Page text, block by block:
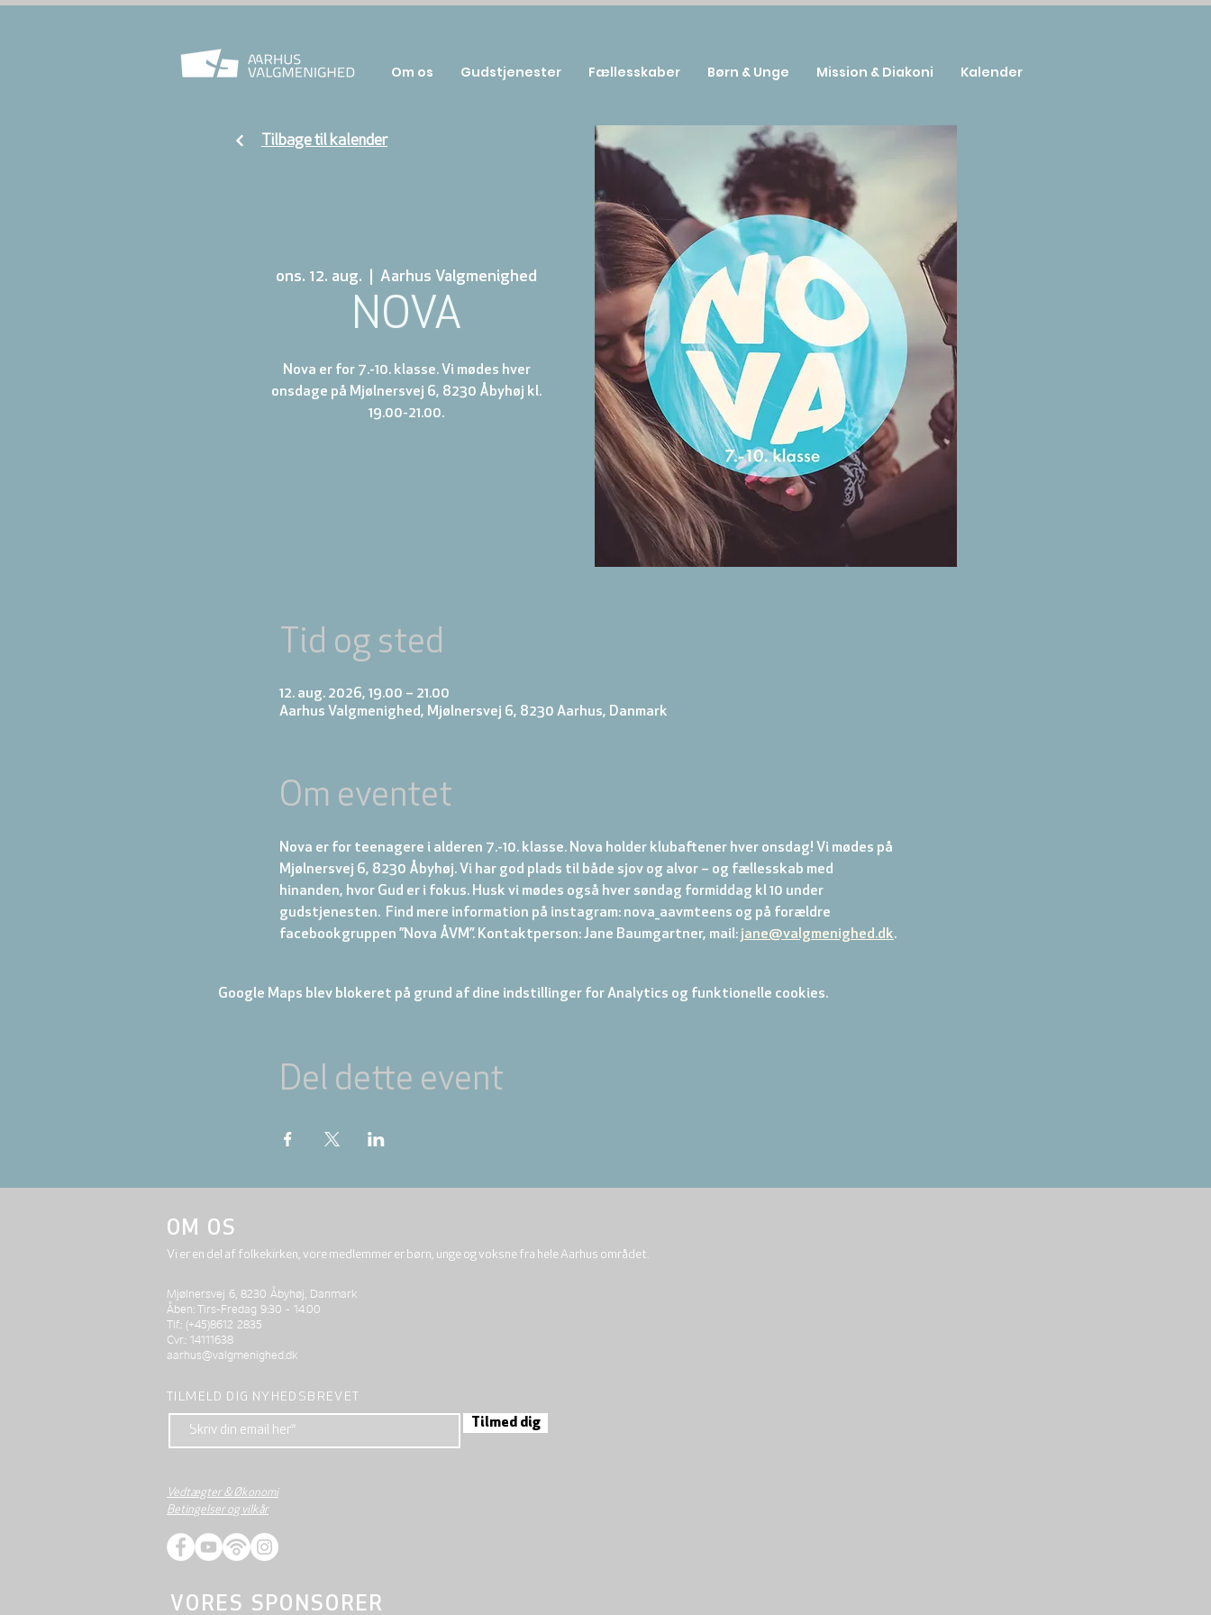
ons. 12. aug.
  |
Aarhus Valgmenighed
NOVA
Nova er for 7.-10. klasse. Vi mødes hver
onsdage på Mjølnersvej 6, 8230 Åbyhøj kl.
19.00-21.00.
Tid og sted
12. aug. 2026, 19.00 – 21.00
Aarhus Valgmenighed, Mjølnersvej 6, 8230 Aarhus, Danmark
Om eventet
Nova er for teenagere i alderen 7.-10. klasse. Nova holder klubaftener hver onsdag! Vi mødes på
Mjølnersvej 6, 8230 Åbyhøj. Vi har god plads til både sjov og alvor – og fællesskab med
hinanden, hvor Gud er i fokus. Husk vi mødes også hver søndag formiddag kl 10 under
gudstjenesten.  Find mere information på instagram: nova_aavmteens og på forældre
facebookgruppen ”Nova ÅVM”. Kontaktperson: Jane Baumgartner, mail: jane@valgmenighed.dk.
Google Maps blev blokeret på grund af dine indstillinger for Analytics og funktionelle cookies.
Del dette event
Tilbage til kalender
Om os Gudstjenester Fællesskaber Børn & Unge Mission & Diakoni Kalender
OM OS
Vi er en del af folkekirken, vore medlemmer er børn, unge og voksne fra hele Aarhus området.
Mjølnersvej 6, 8230 Åbyhøj, Danmark
Åben: Tirs-Fredag 9:30 - 14.00
Tlf.: (+45)8612 2835
Cvr.: 14111638
aarhus@valgmenighed.dk
TILMELD DIG NYHEDSBREVET
Tilmed dig
Vedtægter & Økonomi
Betingelser og vilkår
VORES SPONSORER